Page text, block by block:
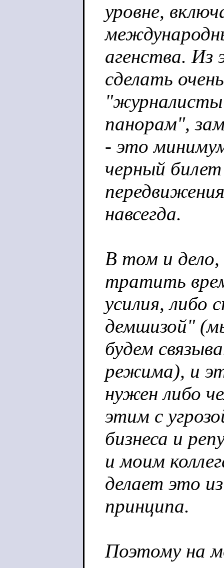
уровне,
агенства.
сделать
"журналисты
панорам",
- это
черный
навсегда.
В том и дело,
тратить
усилия,
демшизой"
будем
режима), и
нужен либо
этим с
бизнеса и
и моим
делает это
принципа.
Поэтому на